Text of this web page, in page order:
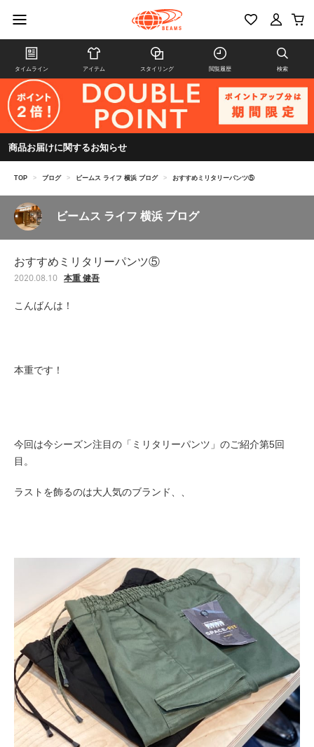
タイムライン アイテム スタイリング 閲覧履歴 検索
商品お届けに関するお知らせ
TOP > ブログ > ビームス ライフ 横浜 ブログ > おすすめミリタリーパンツ⑤
ビームス ライフ 横浜 ブログ
おすすめミリタリーパンツ⑤
2020.08.10 本重 健吾
こんばんは！
本重です！
今回は今シーズン注目の「ミリタリーパンツ」のご紹介第5回
目。
ラストを飾るのは大人気のブランド、、